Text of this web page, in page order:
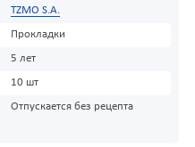
TZMO S.A.
Прокладки
5 лет
10 шт
Отпускается без рецепта